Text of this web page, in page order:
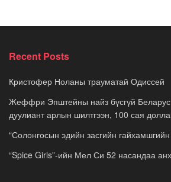
Recent Posts
Кристофер Ноланы трауматай Одиссей
Жеффри Эпштейны найз бүсгүй Беларус
дуулиант арлын шилтгээн, 100 сая
“Солонгосын эдийн засгийн гайхамшгийн
“Spice Girls”-ийн Мел Си 52 насандаа